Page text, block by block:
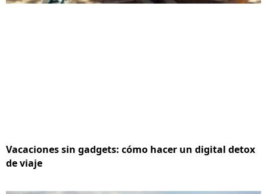
Vacaciones sin gadgets: cómo hacer un digital detox
de viaje